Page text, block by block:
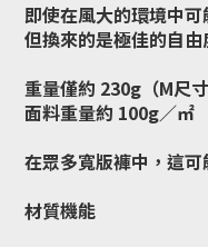
即使在風大的環境中可
但換來的是極佳的自由
重量僅約 230g（M尺寸
面料重量約 100g／㎡
在眾多寬版褲中，這
材質機能